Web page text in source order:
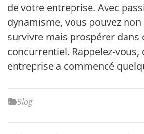
de votre entreprise. Avec
dynamisme, vous pouvez
survivre mais prospérer dans
concurrentiel. Rappelez-vous,
entreprise a commencé
Blog